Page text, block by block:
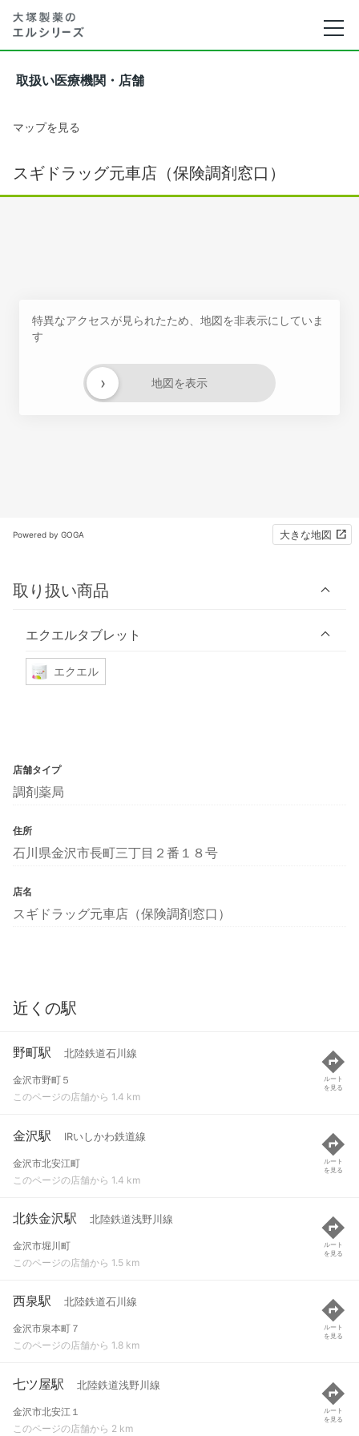
取扱い医療機関・店舗
マップを見る
スギドラッグ元車店（保険調剤窓口）
特異なアクセスが見られたため、地図を非表示にしていま
す
地図を表示
›
Powered by GOGA 大きな地図
取り扱い商品
エクエルタブレット
エクエル
店舗タイプ
調剤薬局
住所
石川県金沢市長町三丁目２番１８号
店名
スギドラッグ元車店（保険調剤窓口）
近くの駅
野町駅 北陸鉄道石川線
金沢市野町５
このページの店舗から 1.4 km
ルート
を見る
金沢駅 IRいしかわ鉄道線
金沢市北安江町
このページの店舗から 1.4 km
ルート
を見る
北鉄金沢駅 北陸鉄道浅野川線
金沢市堀川町
このページの店舗から 1.5 km
ルート
を見る
西泉駅 北陸鉄道石川線
金沢市泉本町７
このページの店舗から 1.8 km
ルート
を見る
七ツ屋駅 北陸鉄道浅野川線
金沢市北安江１
このページの店舗から 2 km
ルート
を見る